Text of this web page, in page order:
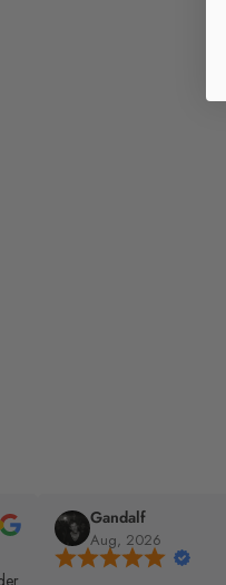
Jay
Jul, 2026